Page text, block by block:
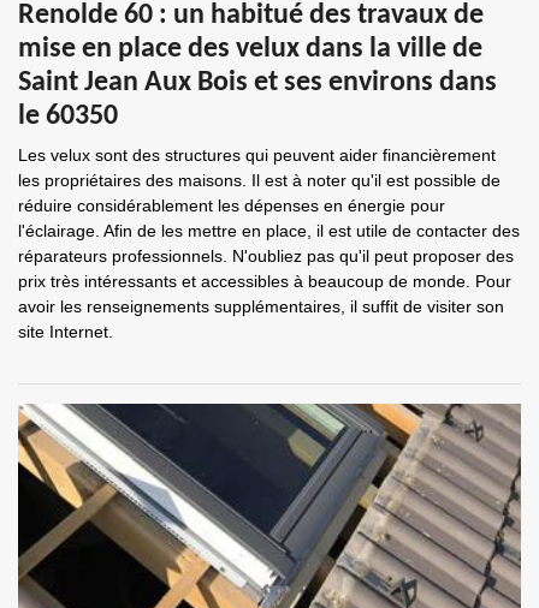
Renolde 60 : un habitué des travaux de
mise en place des velux dans la ville de
Saint Jean Aux Bois et ses environs dans
le 60350
Les velux sont des structures qui peuvent aider financièrement
les propriétaires des maisons. Il est à noter qu'il est possible de
réduire considérablement les dépenses en énergie pour
l'éclairage. Afin de les mettre en place, il est utile de contacter des
réparateurs professionnels. N'oubliez pas qu'il peut proposer des
prix très intéressants et accessibles à beaucoup de monde. Pour
avoir les renseignements supplémentaires, il suffit de visiter son
site Internet.